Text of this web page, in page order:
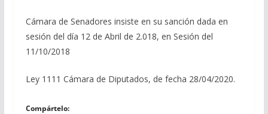
Cámara de Senadores insiste en su sanción dada en
sesión del día 12 de Abril de 2.018, en Sesión del
11/10/2018
Ley 1111 Cámara de Diputados, de fecha 28/04/2020.
Compártelo: